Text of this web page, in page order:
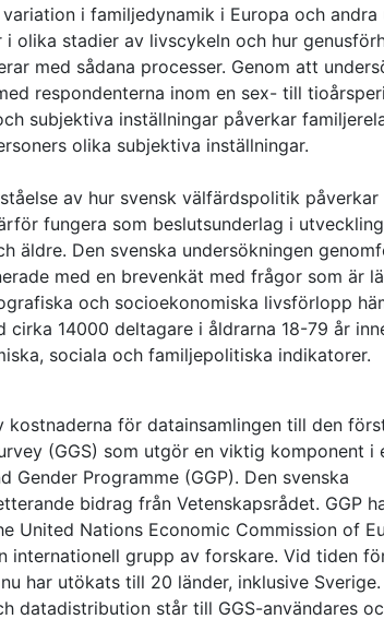
i familjedynamik i Europa och
olika stadier av livscykeln och hur
med sådana processer. Genom att
respondenterna inom en sex- till
subjektiva inställningar påverkar
olika subjektiva inställningar.
av hur svensk välfärdspolitik påverkar
fungera som beslutsunderlag i
äldre. Den svenska undersökningen
med en brevenkät med frågor som är
och socioekonomiska livsförlopp
14000 deltagare i åldrarna 18-79 år
sociala och familjepolitiska indikatorer.
för datainsamlingen till den
(GGS) som utgör en viktig komponent i
Programme (GGP). Den svenska
bidrag från Vetenskapsrådet. GGP
United Nations Economic Commission of
internationell grupp av forskare. Vid tiden
har utökats till 20 länder, inklusive Sverige.
datadistribution står till GGS-användares